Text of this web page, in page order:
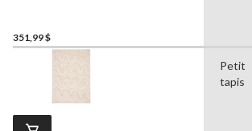
351,99 $
Petit
tapis